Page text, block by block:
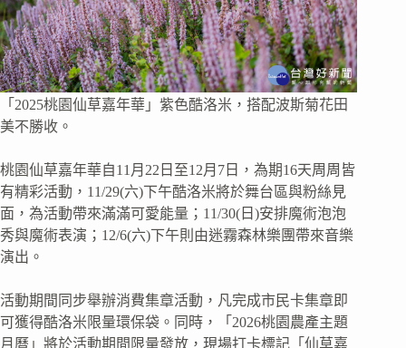
「2025桃園仙草嘉年華」紫色酷洛米，搭配波斯菊花田
美不勝收。
桃園仙草嘉年華自11月22日至12月7日，為期16天周周皆
有精彩活動，11/29(六)下午酷洛米將於舞台區與粉絲見
面，為活動帶來滿滿可愛能量；11/30(日)安排魔術泡泡
秀與魔術表演；12/6(六)下午則由迷霧森林樂團帶來音樂
演出。
活動期間同步舉辦消費集章活動，凡完成市民卡集章即
可獲得酷洛米限量環保袋。同時，「2026桃園農產主題
月曆」將於活動期間限量發放，現場打卡標記「仙草嘉